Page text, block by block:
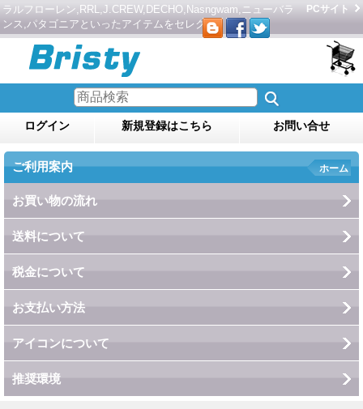
ラルフローレン,RRL,J.CREW,DECHO,Nasngwam,ニューバラ
ンス,パタゴニアといったアイテムをセレクト。
PCサイト
ログイン 新規登録はこちら お問い合せ
ご利用案内 ホーム
お買い物の流れ
送料について
税金について
お支払い方法
アイコンについて
推奨環境